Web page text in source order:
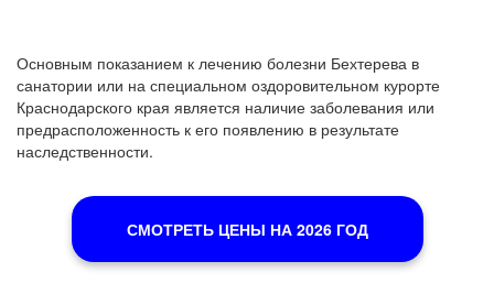
Основным показанием к лечению болезни Бехтерева в
санатории или на специальном оздоровительном курорте
Краснодарского края является наличие заболевания или
предрасположенность к его появлению в результате
наследственности.
СМОТРЕТЬ ЦЕНЫ НА 2026 ГОД